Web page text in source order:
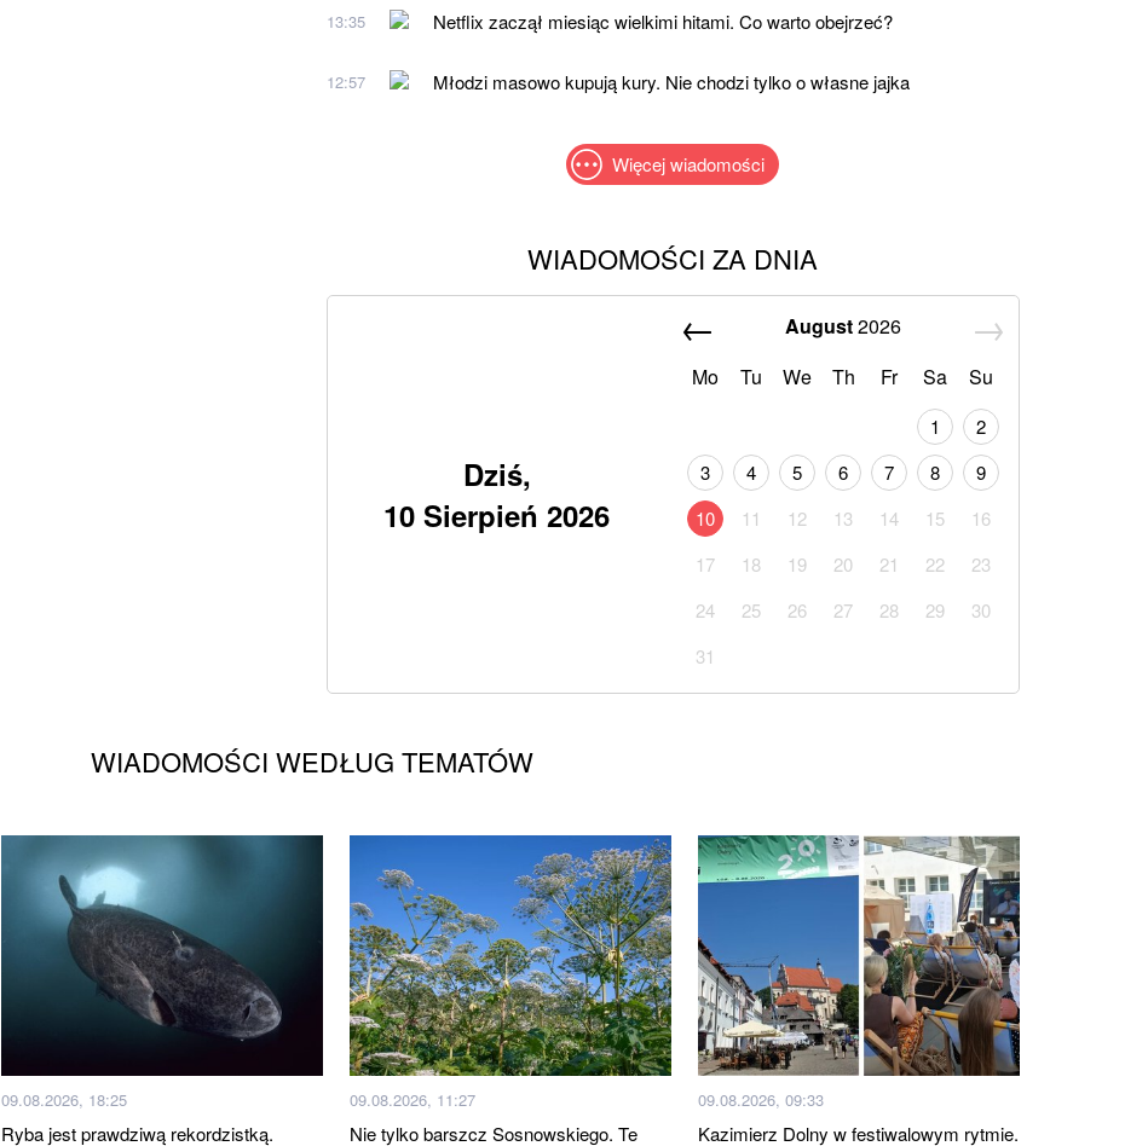
13:35 Netflix zaczął miesiąc wielkimi hitami. Co warto obejrzeć?
12:57 Młodzi masowo kupują kury. Nie chodzi tylko o własne jajka
Więcej wiadomości
WIADOMOŚCI ZA DNIA
Dziś,
10 Sierpień 2026
August2026
Mo
Tu We Th Fr Sa Su
1
2
3
4 5 6 7 8
9
10
11 12 13 14 15
16
17
18 19 20 21 22
23
24
25 26 27 28 29
30
31
WIADOMOŚCI WEDŁUG TEMATÓW
09.08.2026, 18:25
Ryba jest prawdziwą rekordzistką.
09.08.2026, 11:27
Nie tylko barszcz Sosnowskiego. Te
09.08.2026, 09:33
Kazimierz Dolny w festiwalowym rytmie.